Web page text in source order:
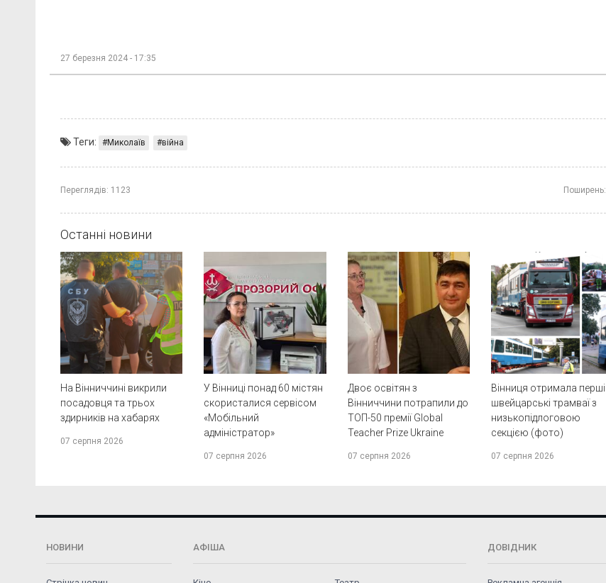
27 березня 2024 - 17:35
Теги: Миколаїв війна
Переглядів: 1123 Поширень:
Останні новини
На Вінниччині викрили
посадовця та трьох
здирників на хабарях
07 серпня 2026
У Вінниці понад 60 містян
скористалися сервісом
«Мобільний
адміністратор»
07 серпня 2026
Двоє освітян з
Вінниччини потрапили до
ТОП-50 премії Global
Teacher Prize Ukraine
07 серпня 2026
Вінниця отримала перші
швейцарські трамваї з
низькопідлоговою
секцією (фото)
07 серпня 2026
НОВИНИ АФІША ДОВІДНИК